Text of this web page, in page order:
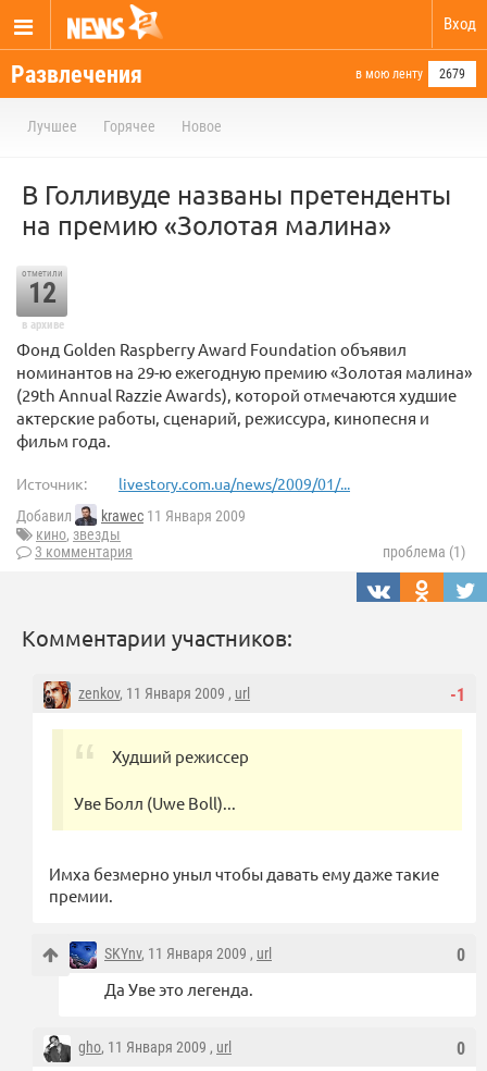
Вход
Развлечения в мою ленту 2679
Лучшее Горячее Новое
В Голливуде названы претенденты
на премию «Золотая малина»
отметили
12
в архиве
Фонд Golden Raspberry Award Foundation объявил
номинантов на 29-ю ежегодную премию «Золотая малина»
(29th Annual Razzie Awards), которой отмечаются худшие
актерские работы, сценарий, режиссура, кинопесня и
фильм года.
Источник: livestory.com.ua/news/2009/01/...
Добавил krawec 11 Января 2009
кино, звезды
3 комментария
проблема (1)
Комментарии участников:
-1
zenkov, 11 Января 2009 , url
Худший режиссер
Уве Болл (Uwe Boll)...
Имха безмерно уныл чтобы давать ему даже такие
премии.
0
SKYnv, 11 Января 2009 , url
Да Уве это легенда.
0
gho, 11 Января 2009 , url